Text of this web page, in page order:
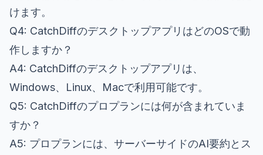
けます。
Q4: CatchDiffのデスクトップアプリはどのOSで動
作しますか？
A4: CatchDiffのデスクトップアプリは、
Windows、Linux、Macで利用可能です。
Q5: CatchDiffのプロプランには何が含まれていま
すか？
A5: プロプランには、サーバーサイドのAI要約とス